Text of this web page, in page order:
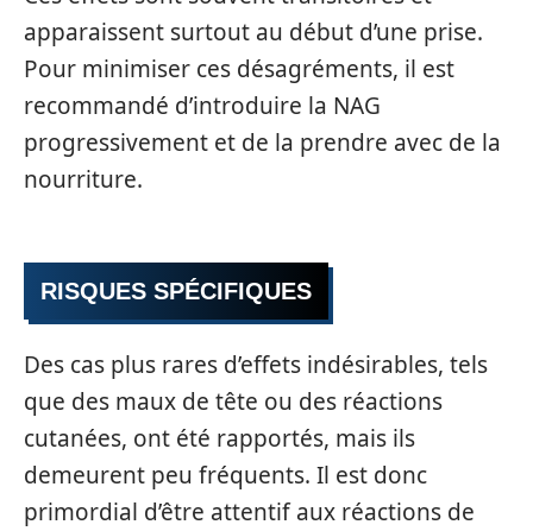
apparaissent surtout au début d’une prise.
Pour minimiser ces désagréments, il est
recommandé d’introduire la NAG
progressivement et de la prendre avec de la
nourriture.
RISQUES SPÉCIFIQUES
Des cas plus rares d’effets indésirables, tels
que des maux de tête ou des réactions
cutanées, ont été rapportés, mais ils
demeurent peu fréquents. Il est donc
primordial d’être attentif aux réactions de